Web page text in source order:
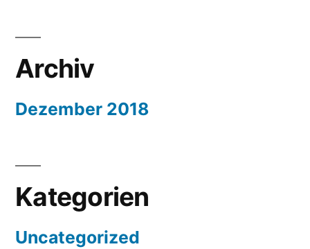
Archiv
Dezember 2018
Kategorien
Uncategorized